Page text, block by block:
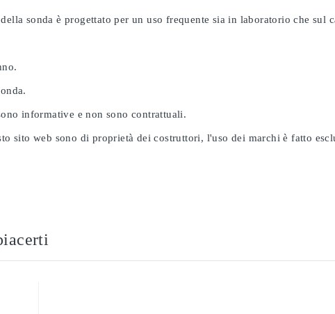
sonda è progettato per un uso frequente sia in laboratorio che sul
informative e non sono contrattuali.
sito web sono di proprietà dei costruttori, l'uso dei marchi è fatto